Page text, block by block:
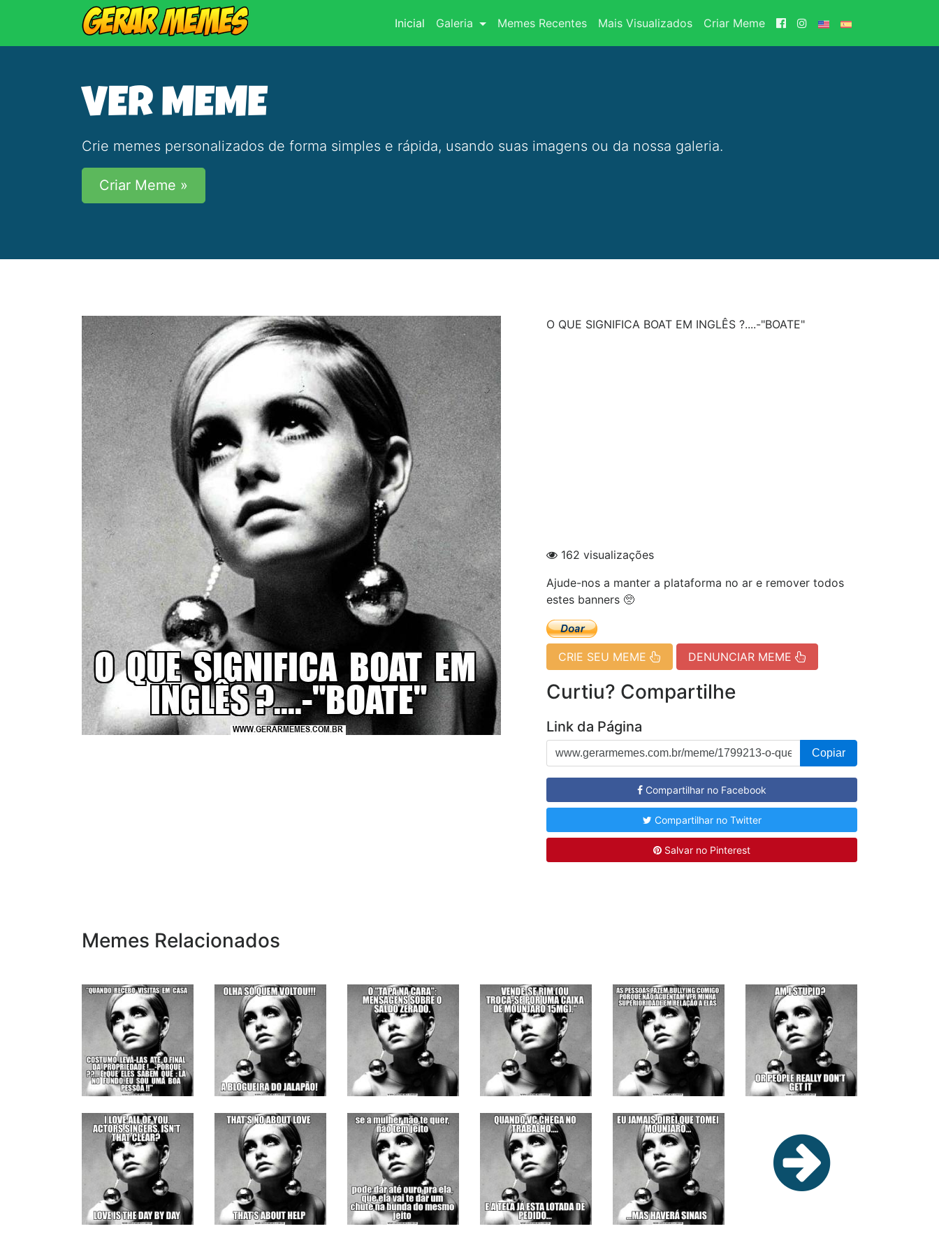
Inicial(current)
Galeria Memes Recentes Mais Visualizados Criar Meme
VER MEME
Crie memes personalizados de forma simples e rápida, usando suas imagens ou da nossa galeria.
Criar Meme »
O QUE SIGNIFICA BOAT EM INGLÊS ?....-"BOATE"
162 visualizações
Ajude-nos a manter a plataforma no ar e remover todos
estes banners 🥺
CRIE SEU MEME DENUNCIAR MEME
Curtiu? Compartilhe
Link da Página
Copiar
Compartilhar no Facebook
Compartilhar no Twitter
Salvar no Pinterest
Memes Relacionados